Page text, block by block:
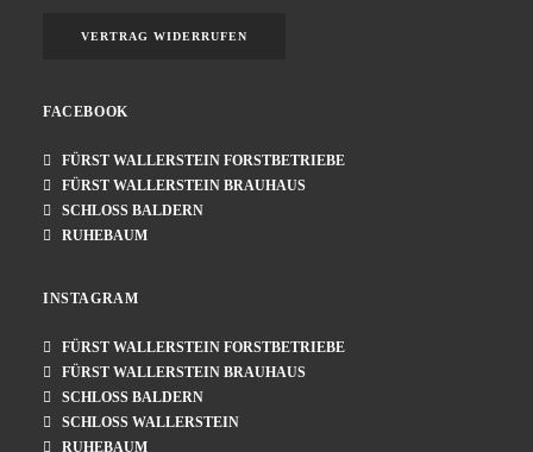
VERTRAG WIDERRUFEN
FACEBOOK
FÜRST WALLERSTEIN FORSTBETRIEBE
FÜRST WALLERSTEIN BRAUHAUS
SCHLOSS BALDERN
RUHEBAUM
INSTAGRAM
FÜRST WALLERSTEIN FORSTBETRIEBE
FÜRST WALLERSTEIN BRAUHAUS
SCHLOSS BALDERN
SCHLOSS WALLERSTEIN
RUHEBAUM